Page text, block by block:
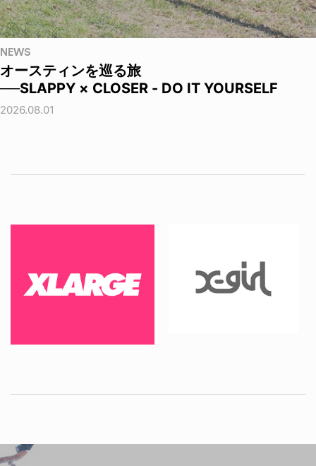
NEWS
オースティンを巡る旅
──SLAPPY × CLOSER - DO IT YOURSELF
2026.08.01